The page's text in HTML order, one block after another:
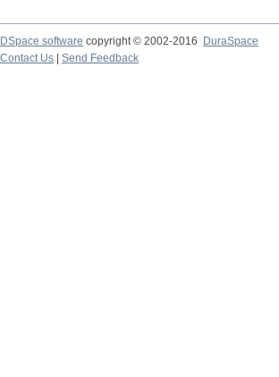
DSpace software copyright © 2002-2016
DuraSpace
Contact Us
Send Feedback